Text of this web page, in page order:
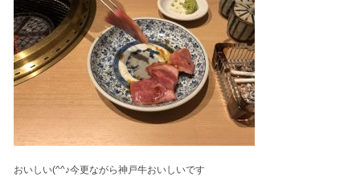
おいしい(^^♪今更ながら神戸牛おいしいです